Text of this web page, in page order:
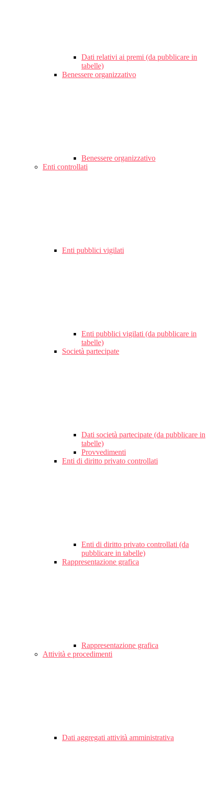
Dati relativi ai premi (da pubblicare in
tabelle)
Benessere organizzativo
Benessere organizzativo
Enti controllati
Enti pubblici vigilati
Enti pubblici vigilati (da pubblicare in
tabelle)
Società partecipate
Dati società partecipate (da pubblicare in
tabelle)
Provvedimenti
Enti di diritto privato controllati
Enti di diritto privato controllati (da
pubblicare in tabelle)
Rappresentazione grafica
Rappresentazione grafica
Attività e procedimenti
Dati aggregati attività amministrativa